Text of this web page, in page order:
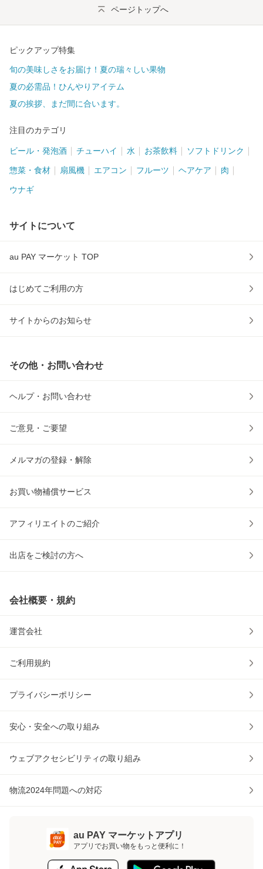
ページトップへ
ピックアップ特集
旬の美味しさをお届け！夏の瑞々しい果物
夏の必需品！ひんやりアイテム
夏の挨拶、まだ間に合います。
注目のカテゴリ
ビール・発泡酒 チューハイ 水 お茶飲料 ソフトドリンク
惣菜・食材 扇風機 エアコン フルーツ ヘアケア 肉
ウナギ
サイトについて
au PAY マーケット TOP
はじめてご利用の方
サイトからのお知らせ
その他・お問い合わせ
ヘルプ・お問い合わせ
ご意見・ご要望
メルマガの登録・解除
お買い物補償サービス
アフィリエイトのご紹介
出店をご検討の方へ
会社概要・規約
運営会社
ご利用規約
プライバシーポリシー
安心・安全への取り組み
ウェブアクセシビリティの取り組み
物流2024年問題への対応
au PAY マーケットアプリ
アプリでお買い物をもっと便利に！